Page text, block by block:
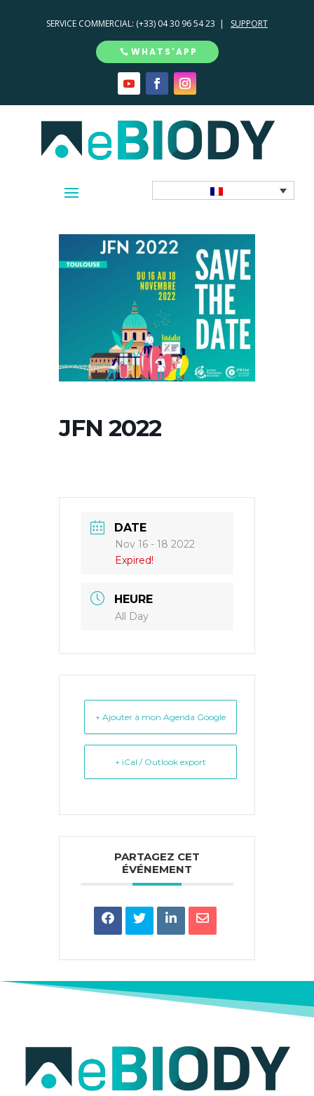
SERVICE COMMERCIAL: (+33) 04 30 96 54 23 | SUPPORT
WHATS'APP
JFN 2022
DATE
Nov 16 - 18 2022
Expired!
HEURE
All Day
+ Ajouter à mon Agenda Google
+ iCal / Outlook export
PARTAGEZ CET
ÉVÉNEMENT